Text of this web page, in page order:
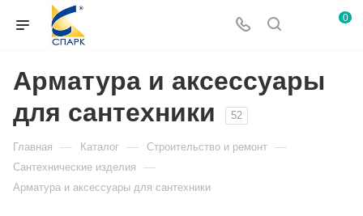
0
Арматура и аксессуары
для сантехники
52
Главная — Каталог — Строительство и ремонт —
Сантехнические изделия —
Арматура и аксессуары для сантехники